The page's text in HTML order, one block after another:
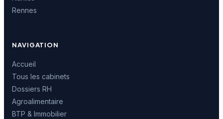
Rennes
NAVIGATION
Accueil
Tous les cabinets
Dossiers RH
Agroalimentaire
BTP & Immobilier